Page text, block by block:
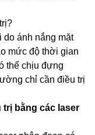
do ánh nắng mặt
mức độ thời gian
thể chịu đựng
chỉ cần điều trị
bằng các laser